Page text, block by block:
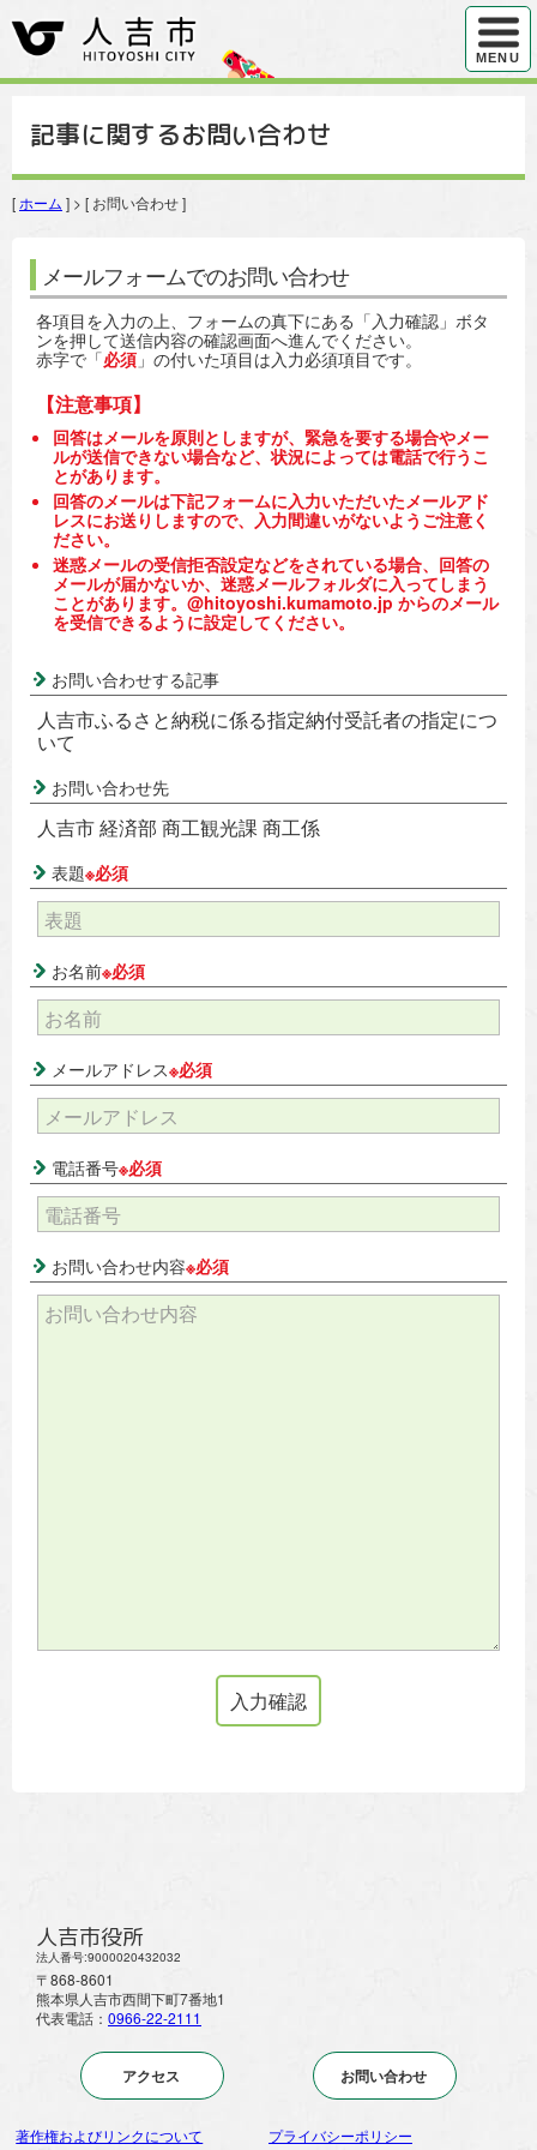
ハンバ
MENU
記事に関するお問い合わせ
[ ホーム ] > [ お問い合わせ ]
メールフォームでのお問い合わせ
各項目を入力の上、フォームの真下にある「入力確認」ボタ
ンを押して送信内容の確認画面へ進んでください。
赤字で「必須 」の付いた項目は入力必須項目です。
【注意事項】
回答はメールを原則としますが、緊急を要する場合やメー
ルが送信できない場合など、状況によっては電話で行うこ
とがあります。
回答のメールは下記フォームに入力いただいたメールアド
レスにお送りしますので、入力間違いがないようご注意く
ださい。
迷惑メールの受信拒否設定などをされている場合、回答の
メールが届かないか、迷惑メールフォルダに入ってしまう
ことがあります。@hitoyoshi.kumamoto.jp からのメール
を受信できるように設定してください。
お問い合わせする記事
人吉市ふるさと納税に係る指定納付受託者の指定につ
いて
お問い合わせ先
人吉市 経済部 商工観光課 商工係
表題※必須
お名前※必須
メールアドレス※必須
電話番号※必須
お問い合わせ内容※必須
人吉市役所
法人番号:9000020432032
〒868-8601
熊本県人吉市西間下町7番地1
代表電話： 0966-22-2111
アクセス お問い合わせ
著作権およびリンクについて
プライバシーポリシー